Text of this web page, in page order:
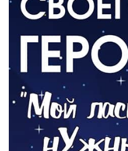
Новый учебный год
отопительному
06.08.2026
РАЗЪЯСНЯЕМ
Где хранить
06.08.2026